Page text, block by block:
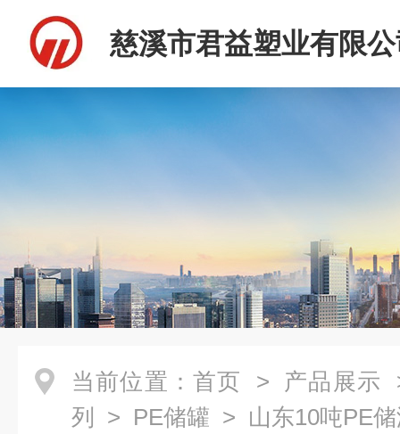
慈溪市君益塑业有限
当前位置： 首页 > 产品展示
列
> PE储罐 > 山东10吨PE